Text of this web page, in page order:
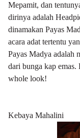
Mepamit, dan
dirinya adalah
dinamakan Payas
acara adat tertentu
Payas Madya adalah
dari bunga kap emas.
whole look!
Kebaya Mahalini